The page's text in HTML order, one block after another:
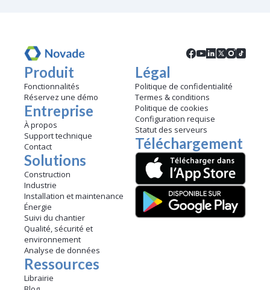
Produit
Fonctionnalités
Réservez une démo
Entreprise
À propos
Support technique
Contact
Solutions
Construction
Industrie
Installation et maintenance
Énergie
Suivi du chantier
Qualité, sécurité et
environnement
Analyse de données
Ressources
Librairie
Légal
Politique de confidentialité
Termes & conditions
Politique de cookies
Configuration requise
Statut des serveurs
Téléchargement